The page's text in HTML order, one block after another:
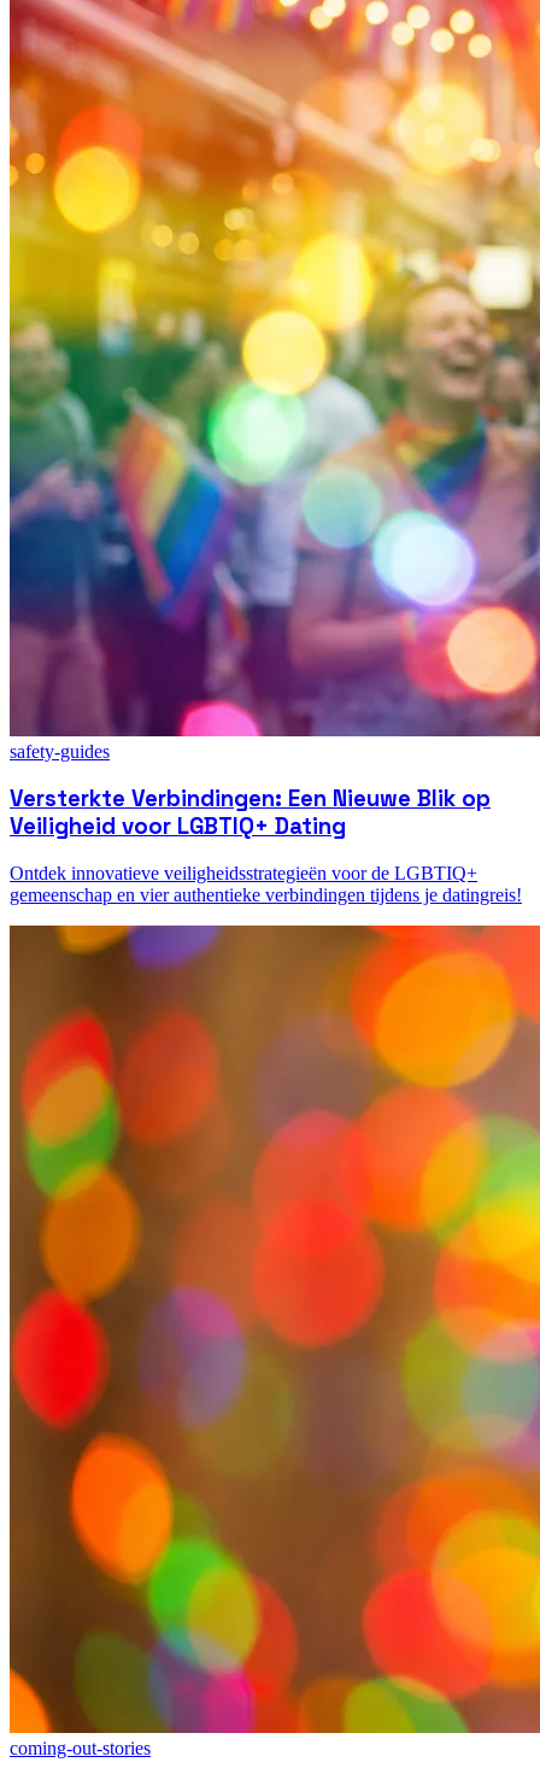
safety-guides
Versterkte Verbindingen: Een Nieuwe Blik op
Veiligheid voor LGBTIQ+ Dating
Ontdek innovatieve veiligheidsstrategieën voor de LGBTIQ+
gemeenschap en vier authentieke verbindingen tijdens je datingreis!
coming-out-stories